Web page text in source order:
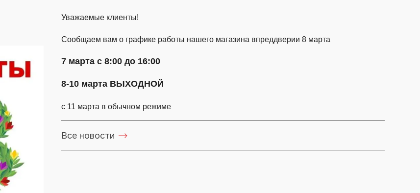
Уважаемые клиенты!
Сообщаем вам о графике работы нашего магазина впреддверии 8 марта
7 марта с 8:00 до 16:00
8-10 марта ВЫХОДНОЙ
с 11 марта в обычном режиме
Все новости